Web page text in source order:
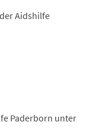
Aidshilfe
Paderborn unter